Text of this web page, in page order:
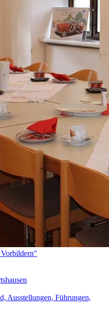
Ausstellungen, Führungen,